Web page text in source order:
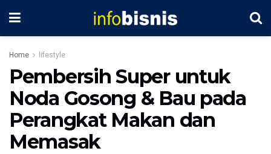
Home lifestyle
Pembersih Super untuk
Noda Gosong & Bau pada
Perangkat Makan dan
Memasak